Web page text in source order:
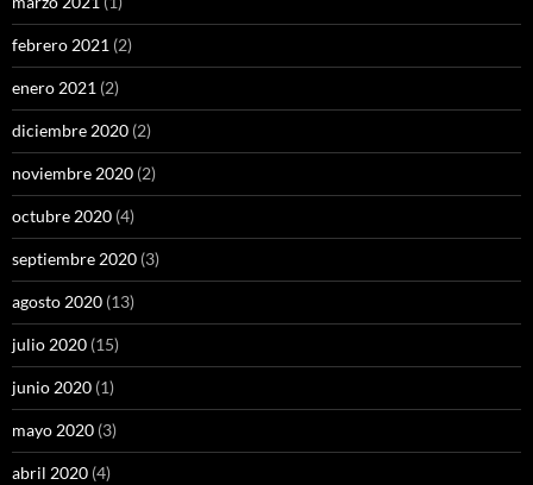
febrero 2021 (2)
enero 2021 (2)
diciembre 2020 (2)
noviembre 2020 (2)
octubre 2020 (4)
septiembre 2020 (3)
agosto 2020 (13)
julio 2020 (15)
junio 2020 (1)
mayo 2020 (3)
abril 2020 (4)